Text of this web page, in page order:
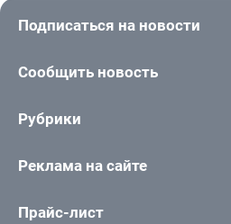
Подписаться на новости
Сообщить новость
Рубрики
Реклама на сайте
Прайс-лист